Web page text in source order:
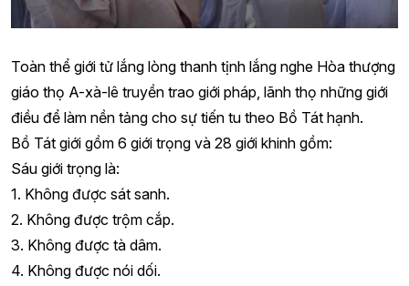
Toàn thể giới tử lắng lòng thanh tịnh lắng nghe Hòa thượng
giáo thọ A-xà-lê truyền trao giới pháp, lãnh thọ những giới
điều để làm nền tảng cho sự tiến tu theo Bồ Tát hạnh.
Bồ Tát giới gồm 6 giới trọng và 28 giới khinh gồm:
Sáu giới trọng là:
1. Không được sát sanh.
2. Không được trộm cắp.
3. Không được tà dâm.
4. Không được nói dối.